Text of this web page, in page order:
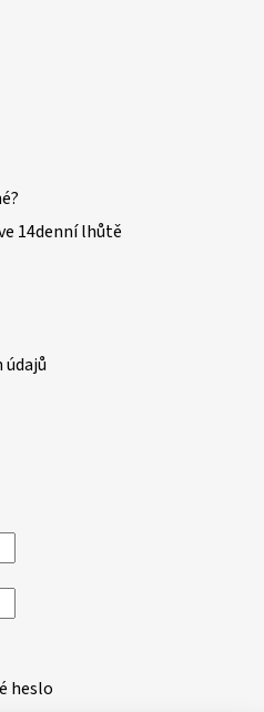
14denní lhůtě
heslo